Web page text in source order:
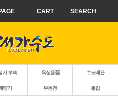
CART SEARCH
기 부속 욕실용품 수도배관
량기 부동전
볼탑